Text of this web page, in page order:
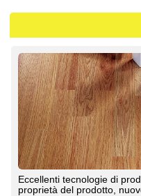
Eccellenti tecnologie di produzione,
proprietà del prodotto, nuovo tipo di
incastro, fanno di ...
Nanni Giancarlo & C